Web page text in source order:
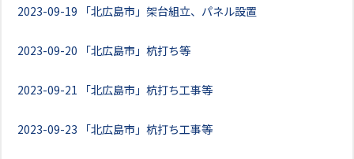
2023-09-19 「北広島市」架台組立、パネル設置
2023-09-20 「北広島市」杭打ち等
2023-09-21 「北広島市」杭打ち工事等
2023-09-23 「北広島市」杭打ち工事等